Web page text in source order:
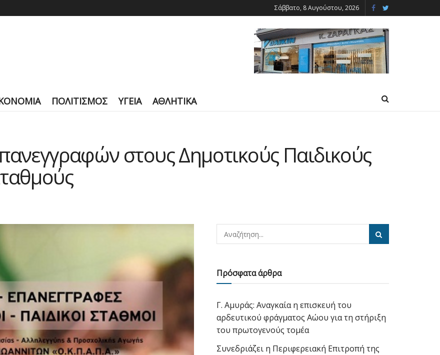
Σάββατο, 8 Αυγούστου, 2026
ΠΟΛΙΤΙΣΜΟΣ ΥΓΕΙΑ ΑΘΛΗΤΙΚΑ
στους Δημοτικούς Παιδικούς
Πρόσφατα άρθρα
Γ. Αμυράς: Αναγκαία η επισκευή του
αρδευτικού φράγματος Αώου για τη στήριξη
του πρωτογενούς τομέα
Συνεδριάζει η Περιφερειακή Επιτροπή της